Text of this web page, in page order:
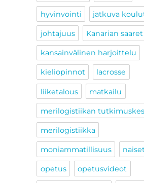
hyvinvointi jatkuva
johtajuus Kanarian saaret
kansainvälinen harjoittelu
kieliopinnot lacrosse
liiketalous matkailu
merilogistiikan
merilogistiikka
moniammatillisuus
opetus opetusvideot